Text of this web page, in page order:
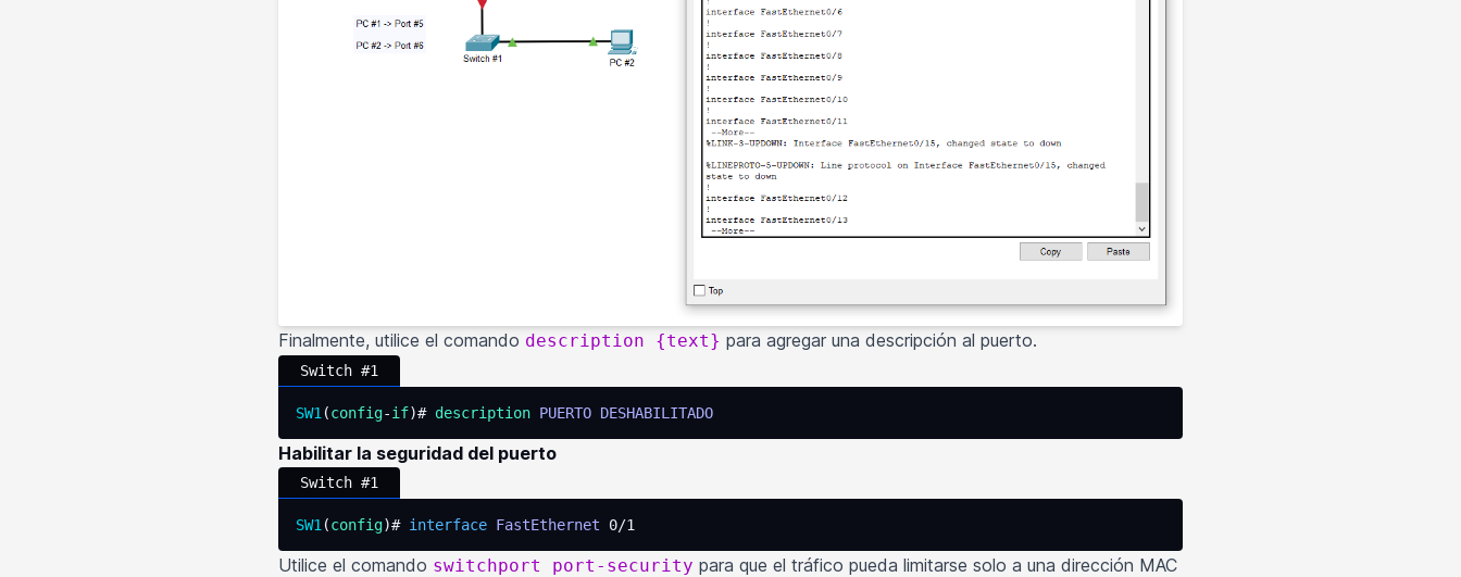
Finalmente, utilice el comando description {text} para agregar una descripción al puerto.
Switch #1
SW1 (config-if)# description PUERTO DESHABILITADO
Habilitar la seguridad del puerto
Switch #1
SW1 (config)# interface FastEthernet 0/1
Utilice el comando switchport port-security para que el tráfico pueda limitarse solo a una dirección MAC